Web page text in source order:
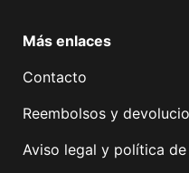
Más enlaces
Contacto
Reembolsos y
Aviso legal y política